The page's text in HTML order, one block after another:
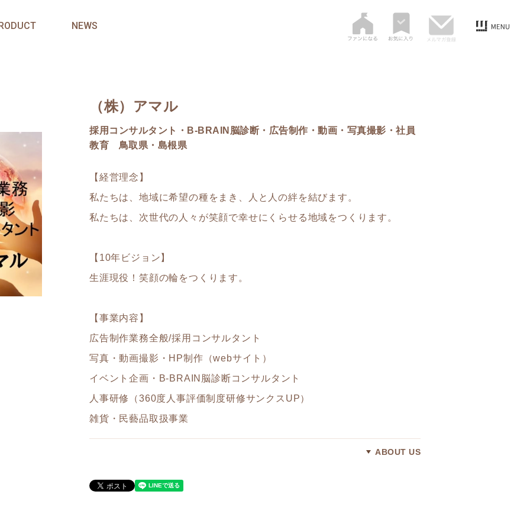
NEWS
（株）アマル
採用コンサルタント・B-BRAIN脳診断・広告制作・動画・写真撮影・社員
教育 鳥取県・島根県
【経営理念】
私たちは、地域に希望の種をまき、人と人の絆を結びます。
私たちは、次世代の人々が笑顔で幸せにくらせる地域をつくります。
【10年ビジョン】
生涯現役！笑顔の輪をつくります。
【事業内容】
広告制作業務全般/採用コンサルタント
写真・動画撮影・HP制作（webサイト）
イベント企画・B-BRAIN脳診断コンサルタント
人事研修（360度人事評価制度研修サンクスUP）
雑貨・民藝品取扱事業
ABOUT US